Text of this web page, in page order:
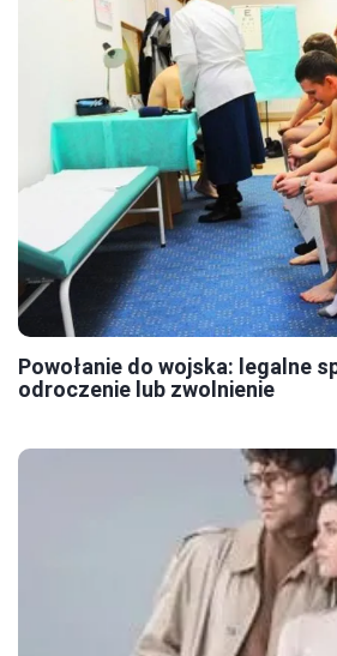
Powołanie do wojska: legalne
odroczenie lub zwolnienie